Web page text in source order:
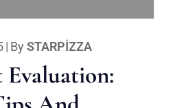
| By STARPIZZA